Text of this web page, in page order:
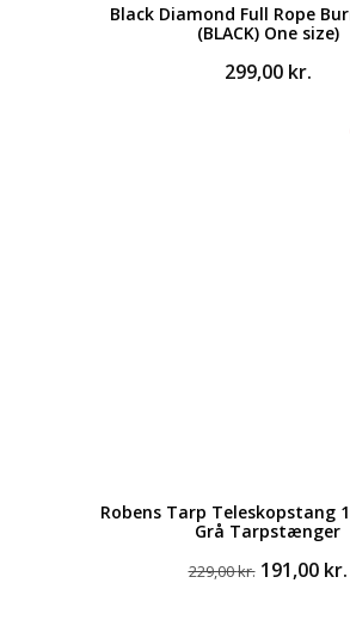
Black Diamond Full Rope
(BLACK) One size)
299,00 kr.
Robens Tarp Teleskopstang
Grå Tarpstænger
229,00kr. Den
191,00 kr.